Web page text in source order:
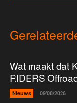
Wat maakt dat
RIDERS
Nieuws 09/08/2026